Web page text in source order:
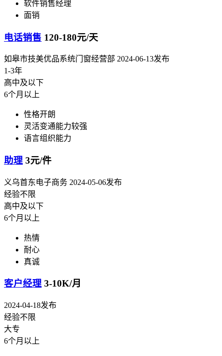
软件销售经理
面销
电话销售 120-180元/天
如皋市技美优品系统门窗经营部 2024-06-13发布
1-3年
高中及以下
6个月以上
性格开朗
灵活变通能力较强
语言组织能力
助理 3元/件
义乌首东电子商务 2024-05-06发布
经验不限
高中及以下
6个月以上
热情
耐心
真诚
客户经理 3-10K/月
2024-04-18发布
经验不限
大专
6个月以上